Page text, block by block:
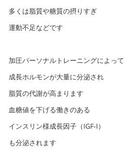
多くは脂質や糖質の摂りすぎ
運動不足などです
加圧パーソナルトレーニングによって
成長ホルモンが大量に分泌され
脂質の代謝が高まります
血糖値を下げる働きのある
インスリン様成長因子（IGF-I）
も分泌されます